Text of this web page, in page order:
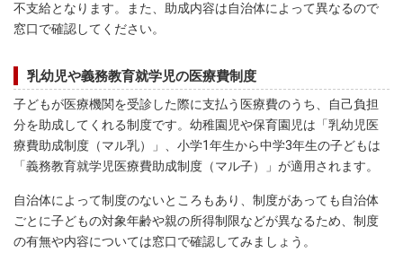
不支給となります。また、助成内容は自治体によって異なるので
窓口で確認してください。
乳幼児や義務教育就学児の医療費制度
子どもが医療機関を受診した際に支払う医療費のうち、自己負担
分を助成してくれる制度です。幼稚園児や保育園児は「乳幼児医
療費助成制度（マル乳）」、小学1年生から中学3年生の子どもは
「義務教育就学児医療費助成制度（マル子）」が適用されます。
自治体によって制度のないところもあり、制度があっても自治体
ごとに子どもの対象年齢や親の所得制限などが異なるため、制度
の有無や内容については窓口で確認してみましょう。